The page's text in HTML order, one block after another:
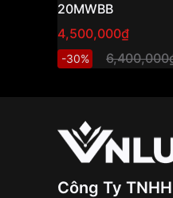
20MWBB
4,500,000₫
-30%
Công Ty